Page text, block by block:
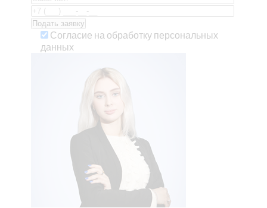
Согласие на обработку персональных
данных